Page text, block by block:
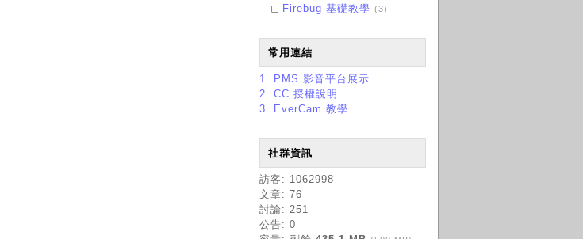
Firebug 基礎教學 (3)
常用連結
1. PMS 影音平台展示
2. CC 授權說明
3. EverCam 教學
社群資訊
訪客: 1062998
文章: 76
討論: 251
公告: 0